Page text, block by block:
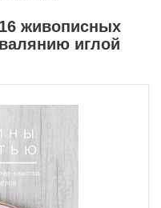
живописных
иглой